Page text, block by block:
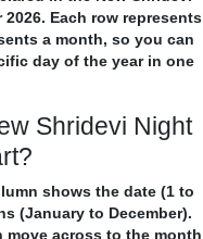
Each row represents
a month, so you can
day of the year in one
Shridevi Night
shows the date (1 to
(January to December).
across to the month